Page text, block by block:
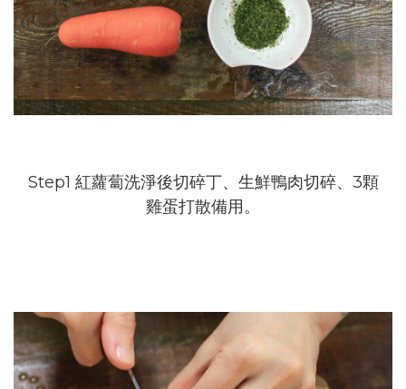
Step1 紅蘿蔔洗淨後切碎丁、生鮮鴨肉切碎、3顆
雞蛋打散備用。